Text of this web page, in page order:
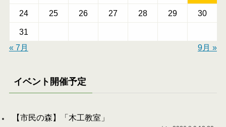
24 25 26 27 28 29 30
31
« 7月
9月 »
イベント開催予定
【市民の森】「木工教室」